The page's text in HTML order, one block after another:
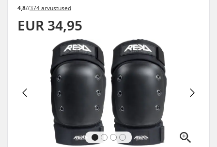
4,8//374 arvustused
EUR 34,95